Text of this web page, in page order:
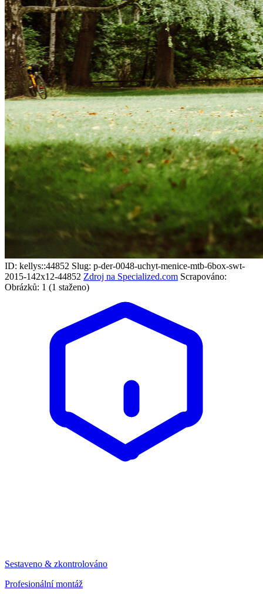
ID: kellys::44852 Slug: p-der-0048-uchyt-menice-mtb-6box-swt-
2015-142x12-44852 Zdroj na Specialized.com Scrapováno:
Obrázků: 1 (1 staženo)
Sestaveno & zkontrolováno
Profesionální montáž